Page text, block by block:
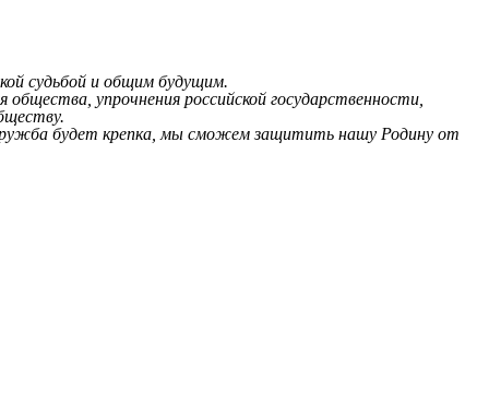
судьбой и общим будущим.
упрочнения российской государственности,
будет крепка, мы сможем защитить нашу Родину от